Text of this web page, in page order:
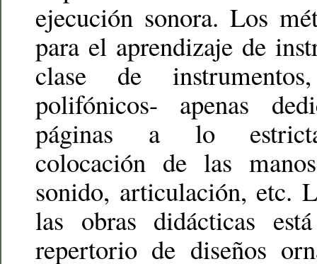
ejecución sonora. Los
para el aprendizaje de
clase de
polifónicos- apenas
páginas a lo
colocación de las
sonido, articulación, etc.
las obras didácticas
repertorio de diseños